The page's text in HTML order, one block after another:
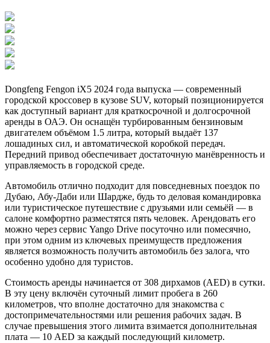
Dongfeng Fengon iX5 2024 года выпуска — современный
городской кроссовер в кузове SUV, который позиционируется
как доступный вариант для краткосрочной и долгосрочной
аренды в ОАЭ. Он оснащён турбированным бензиновым
двигателем объёмом 1.5 литра, который выдаёт 137
лошадиных сил, и автоматической коробкой передач.
Передний привод обеспечивает достаточную манёвренность и
управляемость в городской среде.
Автомобиль отлично подходит для повседневных поездок по
Дубаю, Абу-Даби или Шардже, будь то деловая командировка
или туристическое путешествие с друзьями или семьёй — в
салоне комфортно разместятся пять человек. Арендовать его
можно через сервис Yango Drive посуточно или помесячно,
при этом одним из ключевых преимуществ предложения
является возможность получить автомобиль без залога, что
особенно удобно для туристов.
Стоимость аренды начинается от 308 дирхамов (AED) в сутки.
В эту цену включён суточный лимит пробега в 260
километров, что вполне достаточно для знакомства с
достопримечательностями или решения рабочих задач. В
случае превышения этого лимита взимается дополнительная
плата — 10 AED за каждый последующий километр.